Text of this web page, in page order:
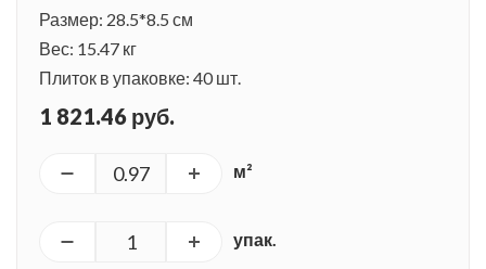
Размер: 28.5*8.5 см
Вес: 15.47 кг
Плиток в упаковке: 40 шт.
1 821.46 руб.
м²
упак.